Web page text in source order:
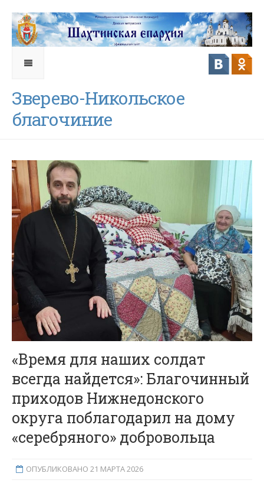
Зверево-Никольское
благочиние
«Время для наших солдат
всегда найдется»: Благочинный
приходов Нижнедонского
округа поблагодарил на дому
«серебряного» добровольца
ОПУБЛИКОВАНО 21 МАРТА 2026